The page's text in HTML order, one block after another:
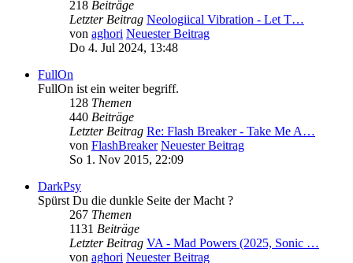
218 Beiträge
Letzter Beitrag Neologiical Vibration - Let T…
von aghori Neuester Beitrag
Do 4. Jul 2024, 13:48
FullOn
FullOn ist ein weiter begriff.
128 Themen
440 Beiträge
Letzter Beitrag Re: Flash Breaker - Take Me A…
von FlashBreaker Neuester Beitrag
So 1. Nov 2015, 22:09
DarkPsy
Spürst Du die dunkle Seite der Macht ?
267 Themen
1131 Beiträge
Letzter Beitrag VA - Mad Powers (2025, Sonic …
von aghori Neuester Beitrag